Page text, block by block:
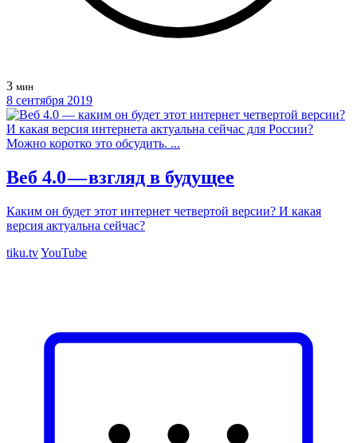
3 мин
8 сентября 2019
Веб 4.0 — взгляд в будущее
Каким он будет этот интернет четвертой версии? И какая
версия актуальна сейчас?
tiku.tvYouTube